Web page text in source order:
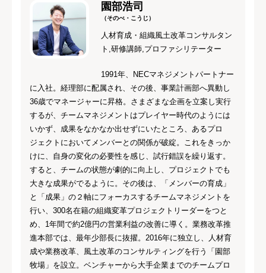
園部浩司
（そのべ・こうじ）
人材育成・組織風土改革コンサルタン
ト,研修講師,プロファシリテーター
1991年、NECマネジメントパートナー
に入社。経理部に配属され、その後、事業計画部へ異動し
36歳でマネージャーに昇格。さまざまな企画を立案し実行
するが、チームマネジメントはプレイヤー時代のようには
いかず、成果をなかなか出せずにいたところ、あるプロ
ジェクトにおいてメンバーとの関係が破綻。これをきっか
けに、自身の変化の必要性を感じ、試行錯誤を繰り返す。
すると、チームの状態が劇的に向上し、プロジェクトでも
大きな成果がでるように。その後は、「メンバーの育成」
と「成果」の２軸にフォーカスするチームマネジメントを
行い、300名在籍の組織変革プロジェクトリーダーをつと
め、1年間で約2億円の営業利益の改善に導く。業務改革推
進本部では、最年少部長に抜擢。2016年に独立し、人材育
成や業務改革、風土改革のコンサルティングを行う「園部
牧場」を設立。ベンチャーから大手企業までのチームプロ